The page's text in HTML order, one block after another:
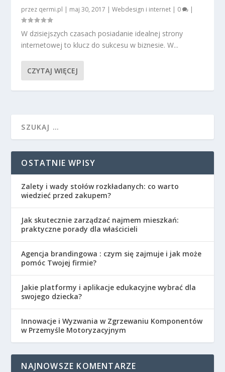
przez qermi.pl | maj 30, 2017 |Webdesign i internet | 0 |
W dzisiejszych czasach posiadanie idealnej strony
internetowej to klucz do sukcesu w biznesie. W...
CZYTAJ WIĘCEJ
OSTATNIE WPISY
Zalety i wady stołów rozkładanych: co warto
wiedzieć przed zakupem?
Jak skutecznie zarządzać najmem mieszkań:
praktyczne porady dla właścicieli
Agencja brandingowa : czym się zajmuje i jak może
pomóc Twojej firmie?
Jakie platformy i aplikacje edukacyjne wybrać dla
swojego dziecka?
Innowacje i Wyzwania w Zgrzewaniu Komponentów
w Przemyśle Motoryzacyjnym
NAJNOWSZE KOMENTARZE